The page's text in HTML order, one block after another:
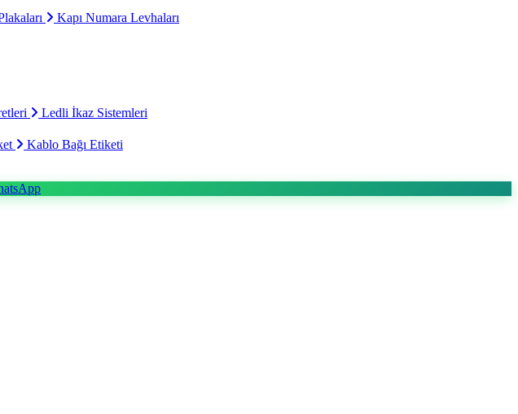
Kapı Numara Levhaları
Ledli İkaz Sistemleri
Kablo Bağı Etiketi